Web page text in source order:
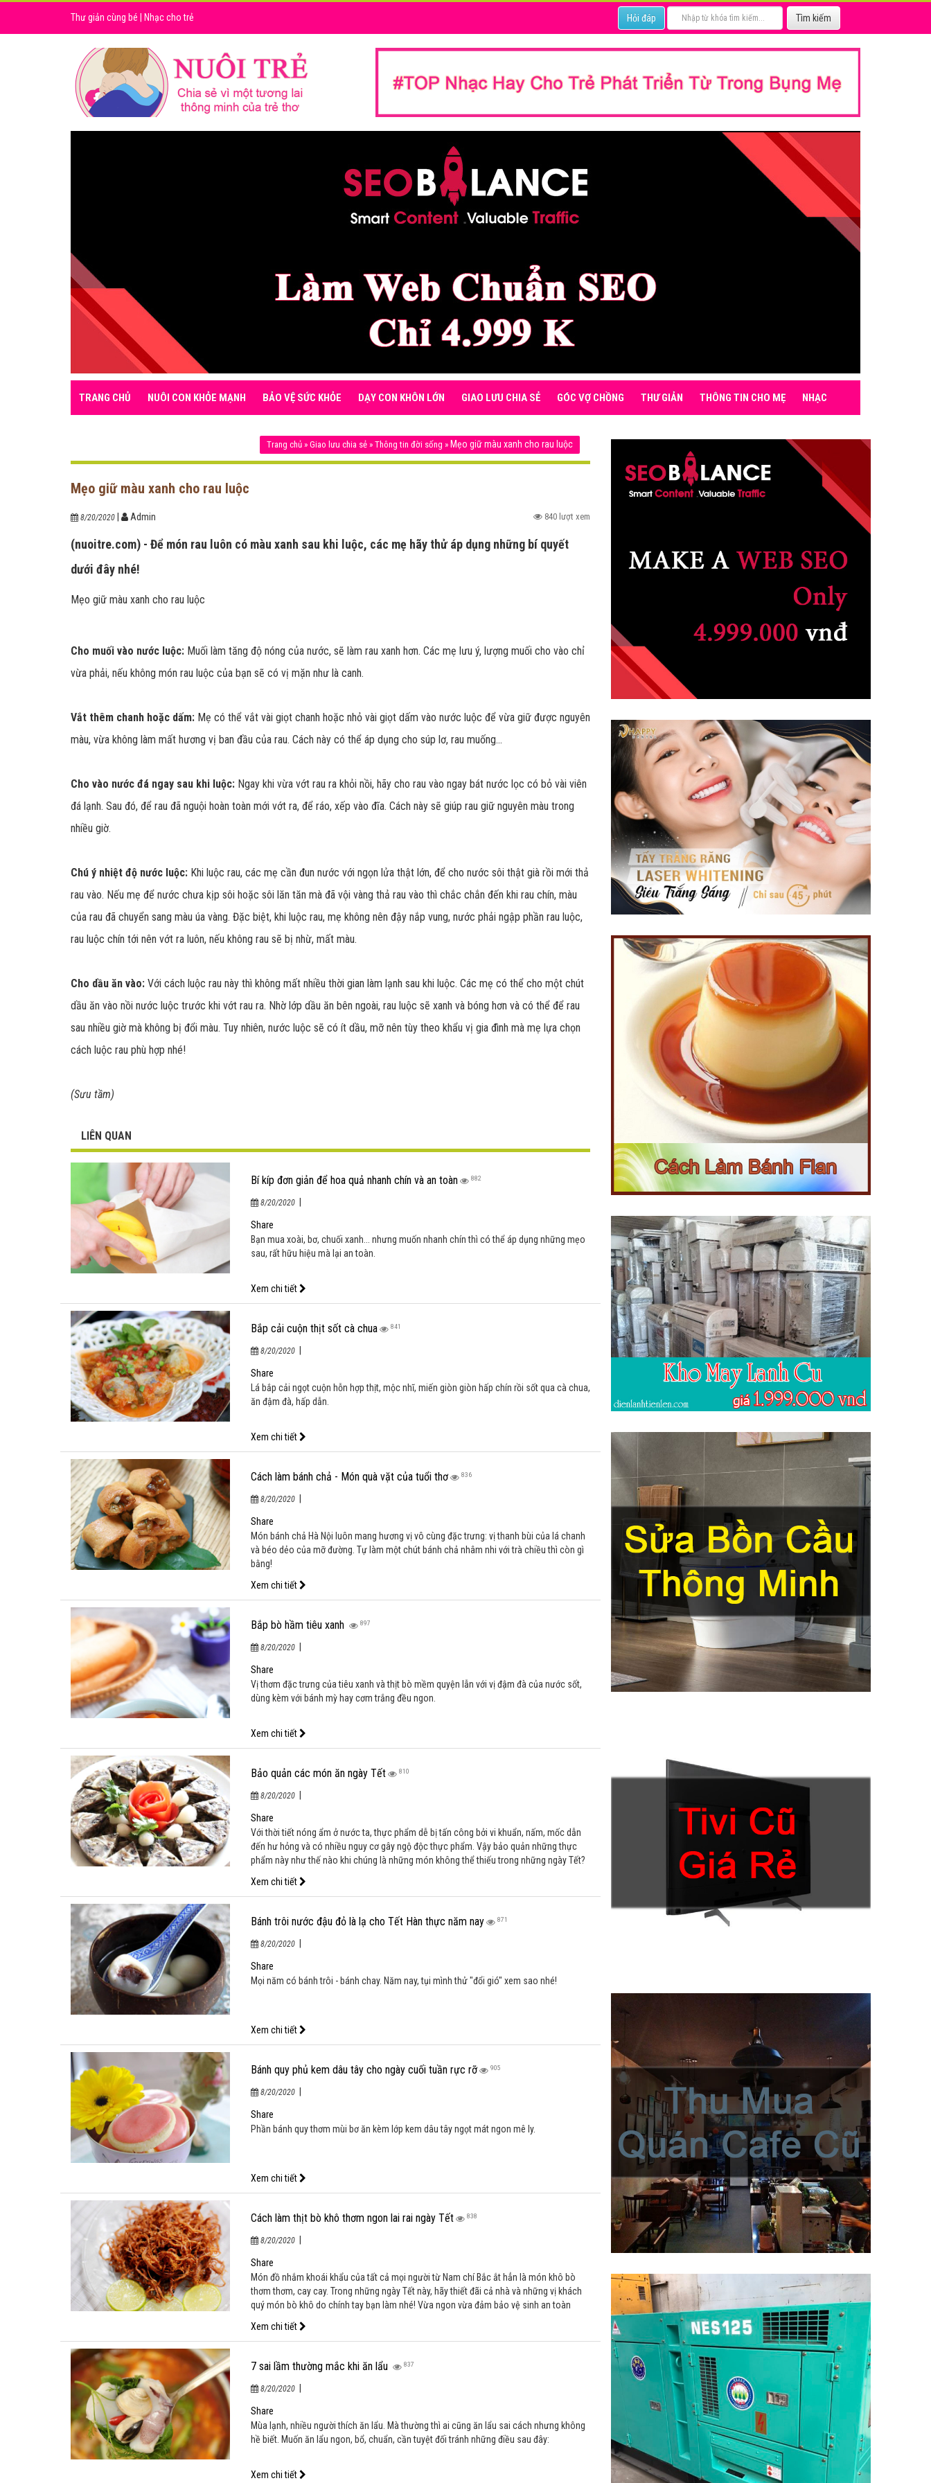
Thư giản cùng bé Nhạc cho trẻ Hỏi đáp
TRANG CHỦ NUÔI CON KHỎE MẠNH BẢO VỆ SỨC KHỎE DẠY CON KHÔN LỚN GIAO LƯU CHIA SẺ GÓC VỢ CHỒNG THƯ GIẢN THÔNG TIN CHO MẸ NHẠC
Trang chủ » Giao lưu chia sẻ » Thông tin đời sống » Mẹo giữ màu xanh cho rau luộc
Mẹo giữ màu xanh cho rau luộc
8/20/2020 Admin 840 lượt xem
(nuoitre.com) - Để món rau luôn có màu xanh sau khi luộc, các mẹ hãy thử áp dụng những bí quyết
dưới đây nhé!
Mẹo giữ màu xanh cho rau luộc
Cho muối vào nước luộc: Muối làm tăng độ nóng của nước, sẽ làm rau xanh hơn. Các mẹ lưu ý, lượng muối cho vào chỉ
vừa phải, nếu không món rau luộc của bạn sẽ có vị mặn như là canh.
Vắt thêm chanh hoặc dấm: Mẹ có thể vắt vài giọt chanh hoặc nhỏ vài giọt dấm vào nước luộc để vừa giữ được nguyên
màu, vừa không làm mất hương vị ban đầu của rau. Cách này có thể áp dụng cho súp lơ, rau muống…
Cho vào nước đá ngay sau khi luộc: Ngay khi vừa vớt rau ra khỏi nồi, hãy cho rau vào ngay bát nước lọc có bỏ vài viên
đá lạnh. Sau đó, để rau đã nguội hoàn toàn mới vớt ra, để ráo, xếp vào đĩa. Cách này sẽ giúp rau giữ nguyên màu trong
nhiều giờ.
Chú ý nhiệt độ nước luộc: Khi luộc rau, các mẹ cần đun nước với ngọn lửa thật lớn, để cho nước sôi thật già rồi mới thả
rau vào. Nếu mẹ để nước chưa kịp sôi hoặc sôi lăn tăn mà đã vội vàng thả rau vào thì chắc chắn đến khi rau chín, màu
của rau đã chuyển sang màu úa vàng. Đặc biệt, khi luộc rau, mẹ không nên đậy nắp vung, nước phải ngập phần rau luộc,
rau luộc chín tới nên vớt ra luôn, nếu không rau sẽ bị nhừ, mất màu.
Cho dầu ăn vào: Với cách luộc rau này thì không mất nhiều thời gian làm lạnh sau khi luộc. Các mẹ có thể cho một chút
dầu ăn vào nồi nước luộc trước khi vớt rau ra. Nhờ lớp dầu ăn bên ngoài, rau luộc sẽ xanh và bóng hơn và có thể để rau
sau nhiều giờ mà không bị đổi màu. Tuy nhiên, nước luộc sẽ có ít dầu, mỡ nên tùy theo khẩu vị gia đình mà mẹ lựa chọn
cách luộc rau phù hợp nhé!
(Sưu tầm)
LIÊN QUAN
Bí kíp đơn giản để hoa quả nhanh chín và an toàn 882
8/20/2020|
Share
Bạn mua xoài, bơ, chuối xanh... nhưng muốn nhanh chín thì có thể áp dụng những mẹo
sau, rất hữu hiệu mà lại an toàn.
Xem chi tiết
Bắp cải cuộn thịt sốt cà chua 841
8/20/2020|
Share
Lá bắp cải ngọt cuộn hỗn hợp thịt, mộc nhĩ, miến giòn giòn hấp chín rồi sốt qua cà chua,
ăn đậm đà, hấp dẫn.
Xem chi tiết
Cách làm bánh chả - Món quà vặt của tuổi thơ 836
8/20/2020|
Share
Món bánh chả Hà Nội luôn mang hương vị vô cùng đặc trưng: vị thanh bùi của lá chanh
và béo dẻo của mỡ đường. Tự làm một chút bánh chả nhâm nhi với trà chiều thì còn gì
bằng!
Xem chi tiết
Bắp bò hầm tiêu xanh 897
8/20/2020|
Share
Vị thơm đặc trưng của tiêu xanh và thịt bò mềm quyện lẫn với vị đậm đà của nước sốt,
dùng kèm với bánh mỳ hay cơm trắng đều ngon.
Xem chi tiết
Bảo quản các món ăn ngày Tết 810
8/20/2020|
Share
Với thời tiết nóng ẩm ở nước ta, thực phẩm dễ bị tấn công bởi vi khuẩn, nấm, mốc dẫn
đến hư hỏng và có nhiều nguy cơ gây ngộ độc thực phẩm. Vậy bảo quản những thực
phẩm này như thế nào khi chúng là những món không thể thiếu trong những ngày Tết?
Xem chi tiết
Bánh trôi nước đậu đỏ là lạ cho Tết Hàn thực năm nay 871
8/20/2020|
Share
Mọi năm có bánh trôi - bánh chay. Năm nay, tụi mình thử "đổi gió" xem sao nhé!
Xem chi tiết
Bánh quy phủ kem dâu tây cho ngày cuối tuần rực rỡ 905
8/20/2020|
Share
Phần bánh quy thơm mùi bơ ăn kèm lớp kem dâu tây ngọt mát ngon mê ly.
Xem chi tiết
Cách làm thịt bò khô thơm ngon lai rai ngày Tết 838
8/20/2020|
Share
Món đồ nhắm khoái khẩu của tất cả mọi người từ Nam chí Bắc ắt hẳn là món khô bò
thơm thơm, cay cay. Trong những ngày Tết này, hãy thiết đãi cả nhà và những vị khách
quý món bò khô do chính tay bạn làm nhé! Vừa ngon vừa đảm bảo vệ sinh an toàn
Xem chi tiết
7 sai lầm thường mắc khi ăn lẩu 837
8/20/2020|
Share
Mùa lạnh, nhiều người thích ăn lẩu. Mà thường thì ai cũng ăn lẩu sai cách nhưng không
hề biết. Muốn ăn lẩu ngon, bổ, chuẩn, cần tuyệt đối tránh những điều sau đây:
Xem chi tiết
Like Fanpage Để Ủng Hộ Chúng Tôi Duy Trì Website
Powered by netcore.vn